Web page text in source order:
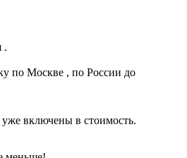
.
по Москве , по России до
включены в стоимость.